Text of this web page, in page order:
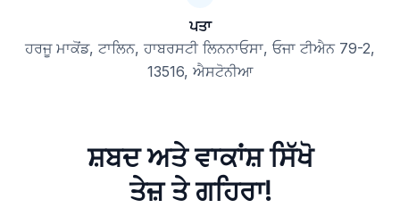
ਪਤਾ
ਹਰਜੂ ਮਾਕੋਂਡ, ਟਾਲਿਨ, ਹਾਬਰਸਟੀ ਲਿਨਨਾਓਸਾ, ਓਜਾ ਟੀਐਨ 79-2,
13516, ਐਸਟੋਨੀਆ
ਸ਼ਬਦ ਅਤੇ ਵਾਕਾਂਸ਼ ਸਿੱਖੋ
ਤੇਜ਼ ਤੇ ਗਹਿਰਾ!